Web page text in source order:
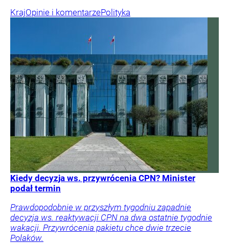
KrajOpinie i komentarzePolityka
Kiedy decyzja ws. przywrócenia CPN? Minister
podał termin
Prawdopodobnie w przyszłym tygodniu zapadnie
decyzja ws. reaktywacji CPN na dwa ostatnie tygodnie
wakacji. Przywrócenia pakietu chce dwie trzecie
Polaków.